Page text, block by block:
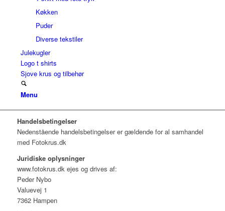
Køkken
Puder
Diverse tekstiler
Julekugler
Logo t shirts
Sjove krus og tilbehør
Menu
Handelsbetingelser
Nedenstående handelsbetingelser er gældende for al samhandel
med Fotokrus.dk
Juridiske oplysninger
www.fotokrus.dk ejes og drives af:
Peder Nybo
Valuevej 1
7362 Hampen